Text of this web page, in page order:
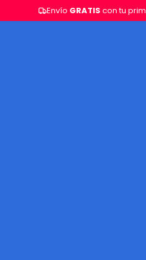
Envío GRATIS con tu